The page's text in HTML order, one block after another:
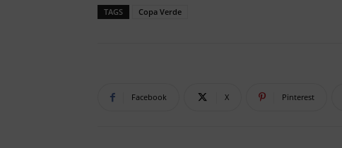
TAGS Copa Verde
Facebook X Pinterest